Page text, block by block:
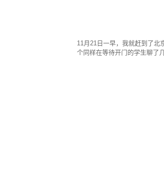
11月21日一早，我就赶到了北
个同样在等待开门的学生聊了